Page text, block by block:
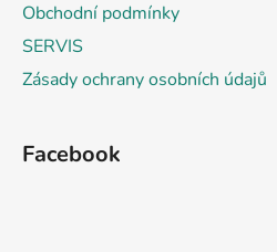
Obchodní podmínky
SERVIS
Zásady ochrany osobních údajů
Facebook